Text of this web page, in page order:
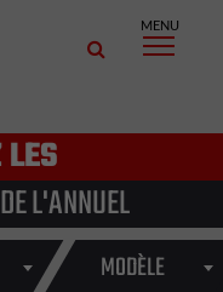
MENU
DE L'ANNUEL
MODÈLE